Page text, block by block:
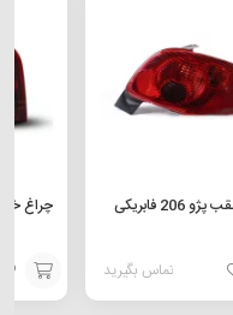
206 فابریکی
تماس بگیرید
چراغ خطر عقب
افزودن